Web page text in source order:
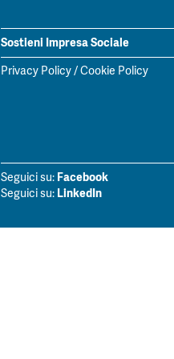
Sostieni Impresa Sociale
Privacy Policy/Cookie Policy
Seguici su: Facebook
Seguici su: LinkedIn